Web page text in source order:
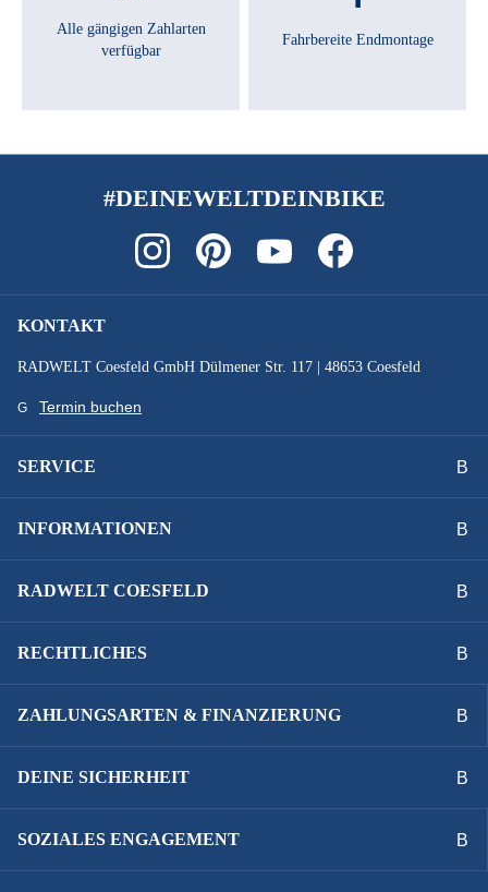
Alle gängigen Zahlarten
verfügbar
Fahrbereite Endmontage
#DEINEWELTDEINBIKE
KONTAKT
RADWELT Coesfeld GmbH Dülmener Str. 117 | 48653 Coesfeld
Termin buchen
SERVICE
INFORMATIONEN
RADWELT COESFELD
RECHTLICHES
ZAHLUNGSARTEN & FINANZIERUNG
DEINE SICHERHEIT
SOZIALES ENGAGEMENT